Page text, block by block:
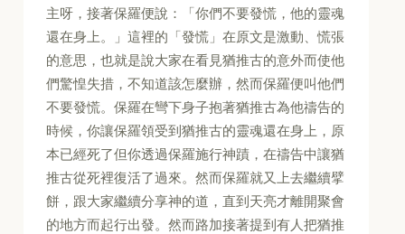
主呀，接著保羅便說：「你們不要發慌，他的靈魂
還在身上。」這裡的「發慌」在原文是激動、慌張
的意思，也就是說大家在看見猶推古的意外而使他
們驚惶失措，不知道該怎麼辦，然而保羅便叫他們
不要發慌。保羅在彎下身子抱著猶推古為他禱告的
時候，你讓保羅領受到猶推古的靈魂還在身上，原
本已經死了但你透過保羅施行神蹟，在禱告中讓猶
推古從死裡復活了過來。然而保羅就又上去繼續擘
餅，跟大家繼續分享神的道，直到天亮才離開聚會
的地方而起行出發。然而路加接著提到有人把猶推